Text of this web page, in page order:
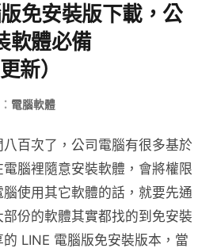
免安裝版下載，公
軟體必備
新）
電腦軟體
百次了，公司電腦有很多基於
腦裡隨意安裝軟體，會將權限
使用其它軟體的話，就要先通
份的軟體其實都找的到免安裝
LINE 電腦版免安裝版本，當